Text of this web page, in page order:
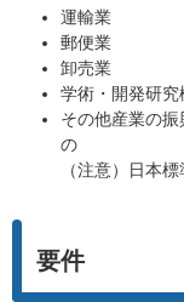
運輸業
郵便業
卸売業
学術・開発研究
その他産業の
の
（注意）日本
要件